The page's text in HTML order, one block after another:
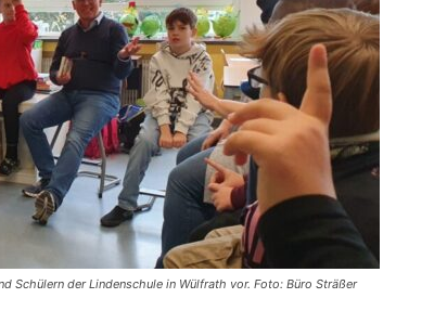
Schülern der Lindenschule in Wülfrath vor. Foto: Büro Sträßer